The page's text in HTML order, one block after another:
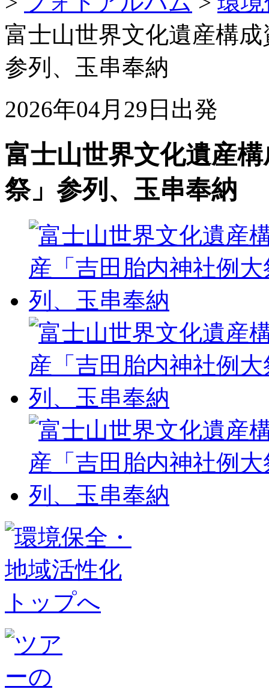
富士山世界文化遺産構
参列、玉串奉納
2026年04月29日出発
富士山世界文化遺産
祭」参列、玉串奉納